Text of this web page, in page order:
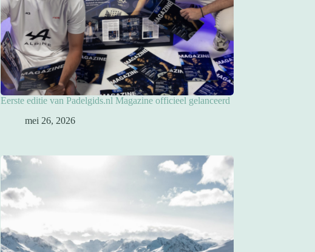
Eerste editie van Padelgids.nl Magazine officieel gelanceerd
mei 26, 2026